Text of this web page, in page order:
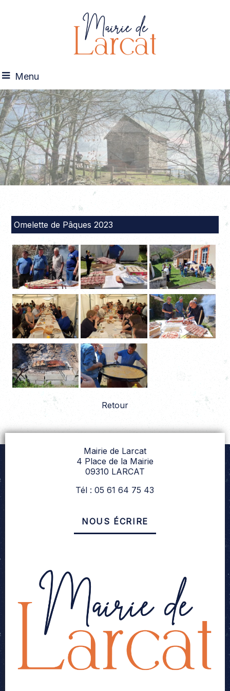
Menu
Omelette de Pâques 2023
Retour
Mairie de Larcat
4 Place de la Mairie
09310 LARCAT
Tél : 05 61 64 75 43
NOUS ÉCRIRE